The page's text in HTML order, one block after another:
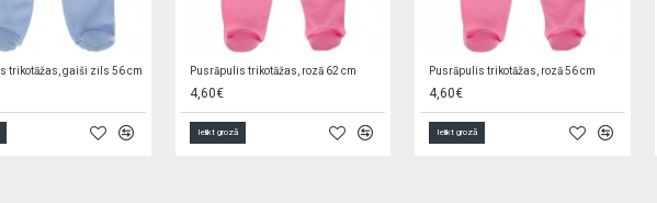
Jaciņa trikotāžas, gaiši zila 62 cm F9W2GGPL
5,90€
Ielikt grozā
Zīdaiņu cimdiņi-dūraiņi STARS
1,90€
Ielikt grozā